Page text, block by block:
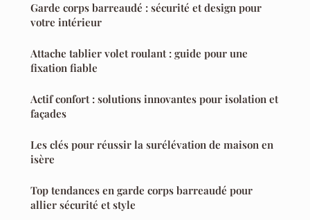
Garde corps barreaudé : sécurité et design pour
votre intérieur
Attache tablier volet roulant : guide pour une
fixation fiable
Actif confort : solutions innovantes pour isolation et
façades
Les clés pour réussir la surélévation de maison en
isère
Top tendances en garde corps barreaudé pour
allier sécurité et style